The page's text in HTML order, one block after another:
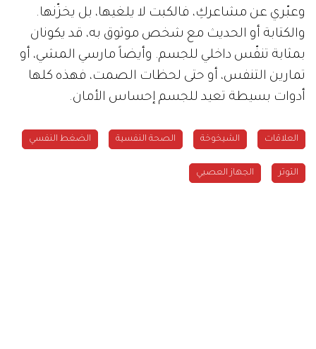
وعبّري عن مشاعركِ، فالكبت لا يلغيها، بل يخزّنها.
والكتابة أو الحديث مع شخص موثوق به، قد يكونان
بمثابة تنفّس داخلي للجسم. وأيضاً مارسي المشي، أو
تمارين التنفس، أو حتى لحظات الصمت، فهذه كلها
أدوات بسيطة تعيد للجسم إحساس الأمان.
العلاقات الشيخوخة الصحة النفسية الضغط النفسي
التوتر الجهاز العصبي